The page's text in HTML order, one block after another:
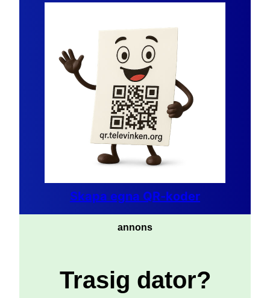
Skapa egna QR-koder
annons
Trasig dator?